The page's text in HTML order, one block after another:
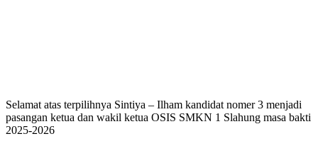
Selamat atas terpilihnya Sintiya – Ilham kandidat nomer 3 menjadi
pasangan ketua dan wakil ketua OSIS SMKN 1 Slahung masa bakti
2025-2026